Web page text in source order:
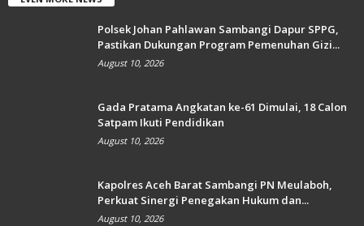
Polsek Johan Pahlawan Sambangi Dapur SPPG,
Pastikan Dukungan Program Pemenuhan Gizi...
August 10, 2026
Gada Pratama Angkatan ke-61 Dimulai, 18 Calon
Satpam Ikuti Pendidikan
August 10, 2026
Kapolres Aceh Barat Sambangi PN Meulaboh,
Perkuat Sinergi Penegakan Hukum dan...
August 10, 2026